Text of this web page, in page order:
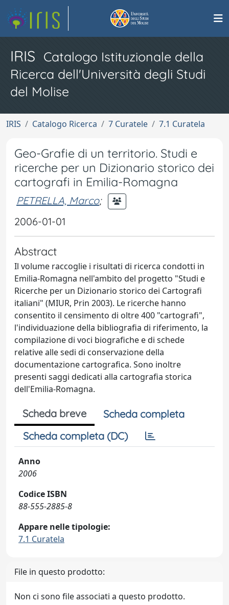
IRIS Catalogo Istituzionale della
Ricerca dell'Università degli Studi
del Molise
IRIS Catalogo Ricerca 7 Curatele 7.1 Curatela
Geo-Grafie di un territorio. Studi e
ricerche per un Dizionario storico dei
cartografi in Emilia-Romagna
PETRELLA, Marco;
2006-01-01
Abstract
Il volume raccoglie i risultati di ricerca condotti in
Emilia-Romagna nell'ambito del progetto "Studi e
Ricerche per un Dizionario storico dei Cartografi
italiani" (MIUR, Prin 2003). Le ricerche hanno
consentito il censimento di oltre 400 "cartografi",
l'individuazione della bibliografia di riferimento, la
compilazione di voci biografiche e di schede
relative alle sedi di conservazione della
documentazione cartografica. Sono inoltre
presenti saggi dedicati alla cartografia storica
dell'Emilia-Romagna.
Scheda breve
Scheda completa
Scheda completa (DC)
Anno
2006
Codice ISBN
88-555-2885-8
Appare nelle tipologie:
7.1 Curatela
File in questo prodotto:
Non ci sono file associati a questo prodotto.